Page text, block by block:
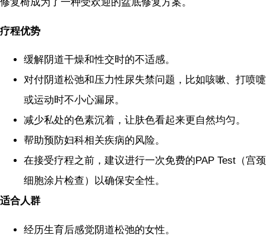
修复椅成为了一种受欢迎的盆底修复方案。
疗程优势
缓解阴道干燥和性交时的不适感。
对付阴道松弛和压力性尿失禁问题，比如咳嗽、打喷嚏
或运动时不小心漏尿。
减少私处的色素沉着，让肤色看起来更自然均匀。
帮助预防妇科相关疾病的风险。
在接受疗程之前，建议进行一次免费的PAP Test（宫颈
细胞涂片检查）以确保安全性。
适合人群
经历生育后感觉阴道松弛的女性。